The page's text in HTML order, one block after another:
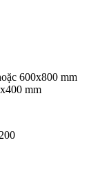
600х800 mm
mm